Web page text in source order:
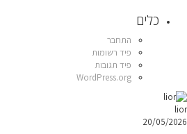
כלים
התחבר
פיד רשומות
פיד תגובות
WordPress.org
lior
20/05/2026